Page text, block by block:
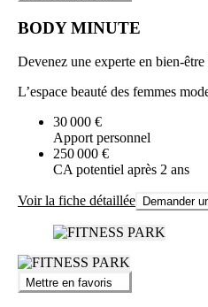
BODY MINUTE
Devenez une experte en bien-être
L’espace beauté des femmes
30 000 €
Apport personnel
250 000 €
CA potentiel après 2 ans
Voir la fiche détaillée Demander
Mettre en favoris